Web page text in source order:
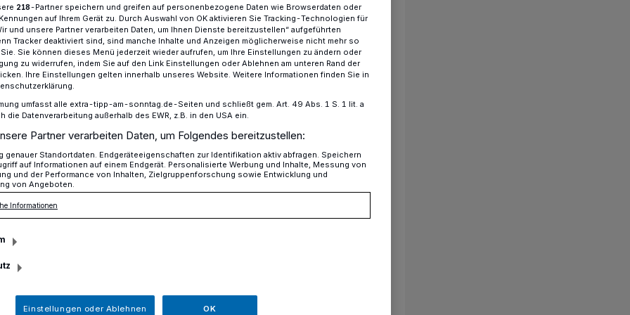
Holiday on Ice 2021
auf höchstem
leidenschaftlich – nach 15-
Ice zurück mit einer neuen, über
wird vom 17. bis 21.
Grefrath gefeiert. Der
218-Partner speichern und greifen auf personenbezogene Daten wie Browserdaten oder
auf Ihrem Gerät zu. Durch Auswahl von OK aktivieren Sie Tracking-Technologien für
und unsere Partner verarbeiten Daten, um Ihnen Dienste bereitzustellen“ aufgeführten
Tracker deaktiviert sind, sind manche Inhalte und Anzeigen möglicherweise nicht mehr so
Sie können dieses Menü jederzeit wieder aufrufen, um Ihre Einstellungen zu ändern oder
zu widerrufen, indem Sie auf den Link Einstellungen oder Ablehnen am unteren Rand der
Ihre Einstellungen gelten innerhalb unseres Website. Weitere Informationen finden Sie in
umfasst alle extra-tipp-am-sonntag.de-Seiten und schließt gem. Art. 49 Abs. 1 S. 1 lit. a
die Datenverarbeitung außerhalb des EWR, z.B. in den USA ein.
Partner verarbeiten Daten, um Folgendes bereitzustellen:
genauer Standortdaten. Endgeräteeigenschaften zur Identifikation aktiv abfragen. Speichern
auf Informationen auf einem Endgerät. Personalisierte Werbung und Inhalte, Messung von
und der Performance von Inhalten, Zielgruppenforschung sowie Entwicklung und
von Angeboten.
Informationen
Einstellungen oder Ablehnen OK